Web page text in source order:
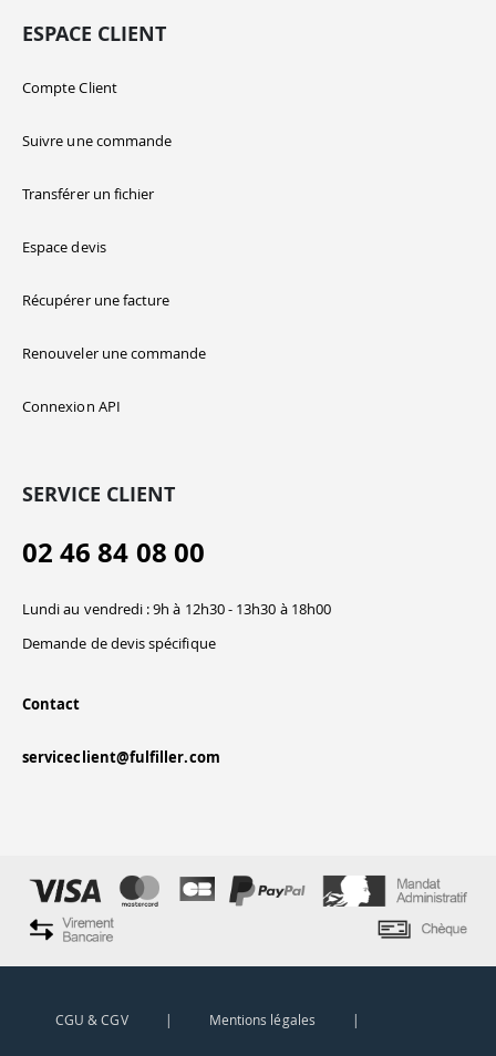
de ce site vous intéresse
aimerait bien vous accompagner
Pas d'inquiétude, vous
ESPACE CLIENT
Compte Client
Suivre une commande
Transférer un fichier
Espace devis
Récupérer une facture
Renouveler une commande
Connexion API
SERVICE CLIENT
02 46 84 08 00
Lundi au vendredi : 9h à 12h30 - 13h30 à 18h00
Demande de devis spécifique
Contact
serviceclient@fulfiller.com
CGU & CGV Mentions légales